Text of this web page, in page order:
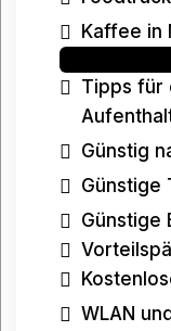
Kaffee in
Tipps für
Günstig
Günstige
Günstige
WLAN